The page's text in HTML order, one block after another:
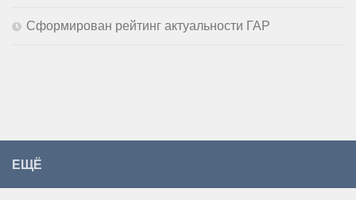
Сформирован рейтинг актуальности ГАР
ЕЩЁ